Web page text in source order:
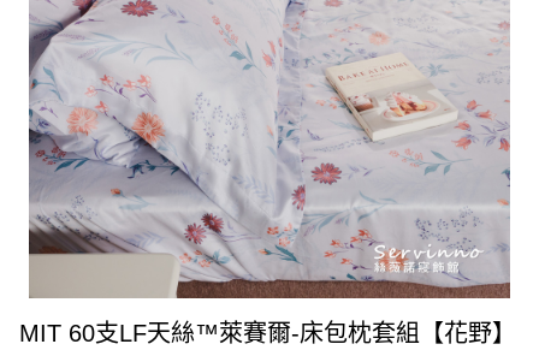
MIT 60支LF天絲™萊賽爾-床包枕套組【花野】